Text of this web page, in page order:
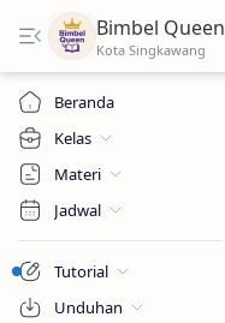
Bimbel Queen
Beranda
Kelas
Materi
Jadwal
Tutorial
Unduhan